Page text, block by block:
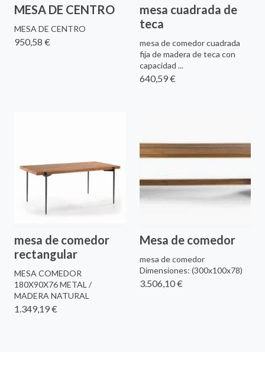
MESA DE CENTRO
MESA DE CENTRO
950,58 €
mesa cuadrada de
teca
mesa de comedor cuadrada
fija de madera de teca con
capacidad ...
640,59 €
mesa de comedor
rectangular
MESA COMEDOR
180X90X76 METAL /
MADERA NATURAL
1.349,19 €
Mesa de comedor
mesa de comedor
Dimensiones: (300x100x78)
3.506,10 €